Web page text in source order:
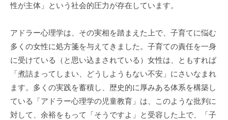
性が主体」という社会的圧力が存在しています。
アドラー心理学は、その実相を踏まえた上で、子育てに悩む
多くの女性に処方箋を与えてきました。子育ての責任を一身
に受けている（と思い込まされている）女性は、ともすれば
「煮詰まってしまい、どうしようもない不安」にさいなまれ
ます。多くの実践を蓄積し、歴史的に厚みある体系を構築し
ている「アドラー心理学の児童教育」は、このような批判に
対して、余裕をもって「そうですよ」と受容した上で、「子